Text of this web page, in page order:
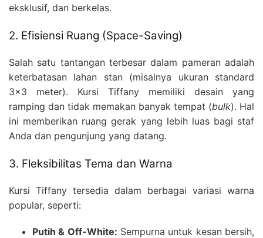
eksklusif, dan berkelas.
2. Efisiensi Ruang (Space-Saving)
Salah satu tantangan terbesar dalam pameran adalah
keterbatasan lahan stan (misalnya ukuran standard
3×3 meter). Kursi Tiffany memiliki desain yang
ramping dan tidak memakan banyak tempat (bulk). Hal
ini memberikan ruang gerak yang lebih luas bagi staf
Anda dan pengunjung yang datang.
3. Fleksibilitas Tema dan Warna
Kursi Tiffany tersedia dalam berbagai variasi warna
popular, seperti:
Putih & Off-White: Sempurna untuk kesan bersih,